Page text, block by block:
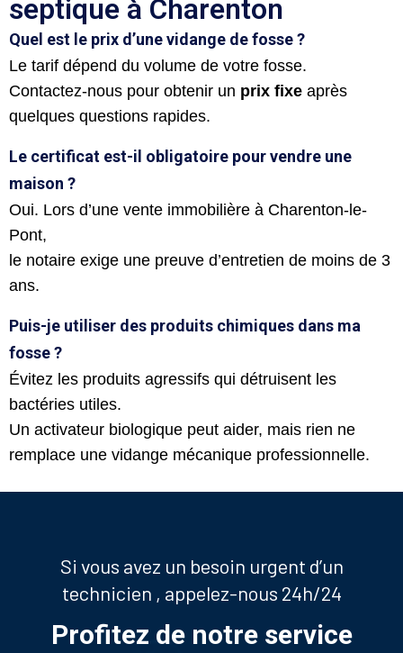
septique à Charenton
Quel est le prix d’une vidange de fosse ?
Le tarif dépend du volume de votre fosse.
Contactez-nous pour obtenir un prix fixe après
quelques questions rapides.
Le certificat est-il obligatoire pour vendre une
maison ?
Oui. Lors d’une vente immobilière à Charenton-le-
Pont,
le notaire exige une preuve d’entretien de moins de 3
ans.
Puis-je utiliser des produits chimiques dans ma
fosse ?
Évitez les produits agressifs qui détruisent les
bactéries utiles.
Un activateur biologique peut aider, mais rien ne
remplace une vidange mécanique professionnelle.
Si vous avez un besoin urgent d’un
technicien , appelez-nous 24h/24
Profitez de notre service